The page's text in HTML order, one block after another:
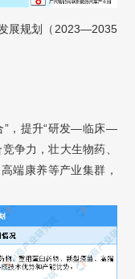
展规划（2023—2035
”，提升“研发—临床—
争力，壮大生物药、
端康养等产业集群，